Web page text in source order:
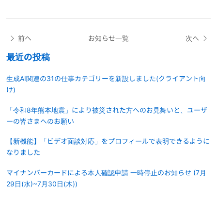
前へ お知らせ一覧 次へ
最近の投稿
生成AI関連の31の仕事カテゴリーを新設しました(クライアント向
け)
「令和8年熊本地震」により被災された方へのお見舞いと、ユーザ
ーの皆さまへのお願い
【新機能】「ビデオ面談対応」をプロフィールで表明できるように
なりました
マイナンバーカードによる本人確認申請 一時停止のお知らせ (7月
29日(水)~7月30日(木))